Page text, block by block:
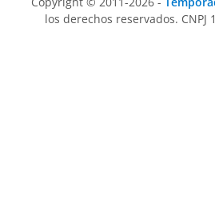
los derechos reservados. CNPJ